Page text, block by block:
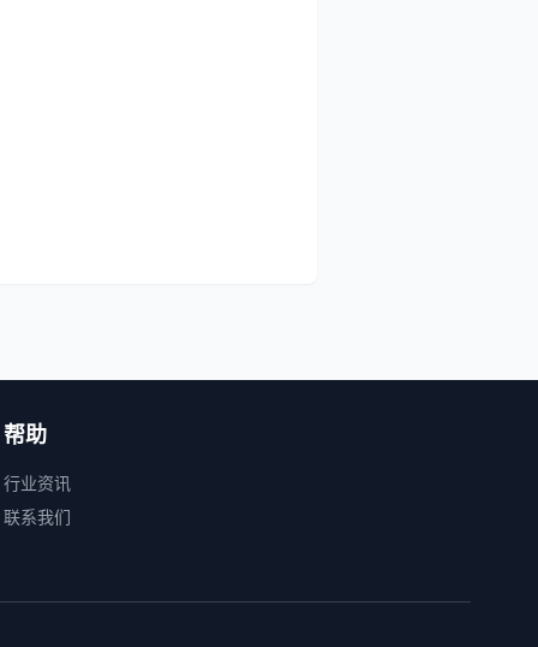
帮助
行业资讯
联系我们